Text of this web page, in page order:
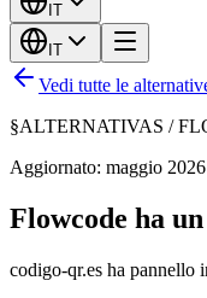
IT
IT
Vedi tutte le
§ALTERNATIVAS /
Aggiornato: maggio 2026
Flowcode ha
codigo-qr.es ha pannello